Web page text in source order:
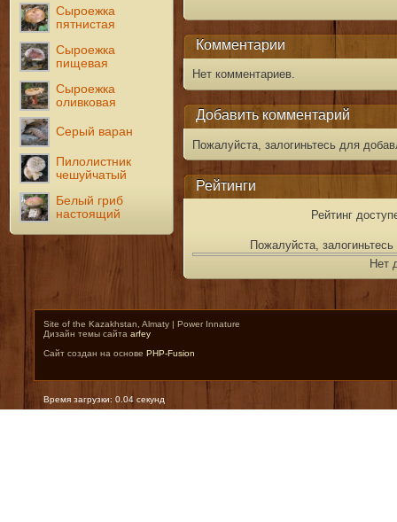
Сыроежка
пятнистая
Сыроежка
пищевая
Сыроежка
оливковая
Серый варан
Пилолистник
чешуйчатый
Белый гриб
настоящий
Комментарии
Нет комментариев.
Добавить комментарий
Пожалуйста, залогиньтесь для
Рейтинги
Рейтинг
Пожалуйста,
Нет
Site of the Kazakhstan, Almaty | Power Innature
Дизайн темы сайта arfey
Сайт создан на основе PHP-Fusion
Время загрузки: 0.04 секунд